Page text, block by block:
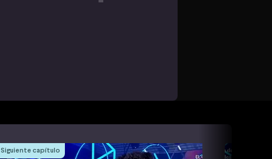
Siguiente capítulo